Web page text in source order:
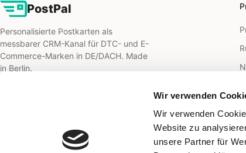
Wir verwenden
Wir verwenden
Website zu
unsere Partner für
PostPal
Personalisierte Postkarten als
messbarer CRM-Kanal für DTC- und E-
Commerce-Marken in DE/DACH. Made
in Berlin.